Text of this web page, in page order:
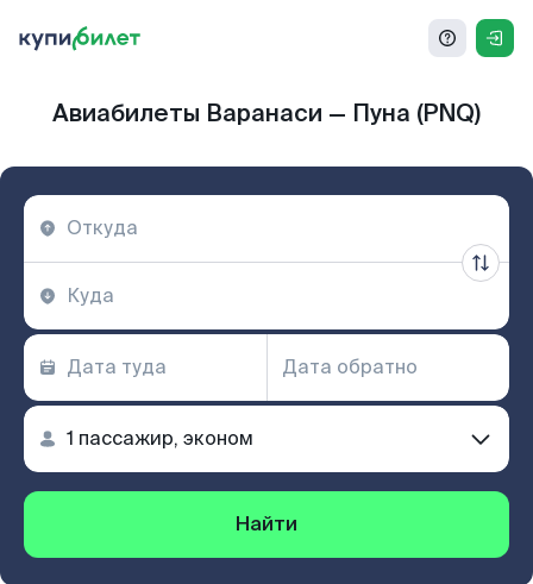
Авиабилеты Варанаси — Пуна (PNQ)
Найти